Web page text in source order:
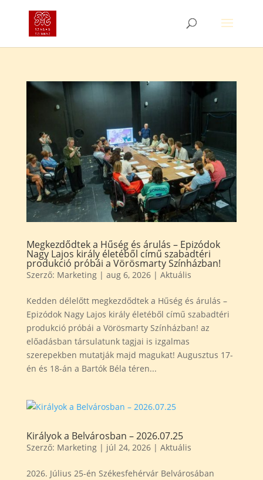
Megkezdődtek a Hűség és árulás – Epizódok
Nagy Lajos király életéből című szabadtéri
produkció próbái a Vörösmarty Színházban!
Szerző: Marketing| aug 6, 2026| Aktuális
Kedden délelőtt megkezdődtek a Hűség és árulás –
Epizódok Nagy Lajos király életéből című szabadtéri
produkció próbái a Vörösmarty Színházban! az
előadásban társulatunk tagjai is izgalmas
szerepekben mutatják majd magukat! Augusztus 17-
én és 18-án a Bartók Béla téren...
Királyok a Belvárosban – 2026.07.25
Szerző: Marketing| júl 24, 2026| Aktuális
2026. Július 25-én Székesfehérvár Belvárosában